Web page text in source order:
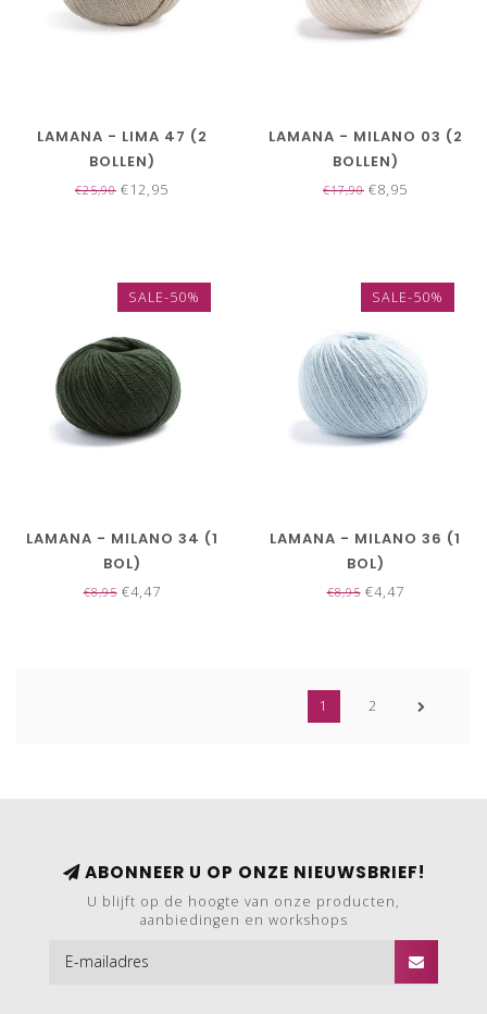
LAMANA - LIMA 47 (2
BOLLEN)
€25,90 €12,95
LAMANA - MILANO 03 (2
BOLLEN)
€17,90 €8,95
SALE-50%
LAMANA - MILANO 34 (1
BOL)
€8,95€4,47
SALE-50%
LAMANA - MILANO 36 (1
BOL)
€8,95€4,47
1 2
ABONNEER U OP ONZE NIEUWSBRIEF!
U blijft op de hoogte van onze producten,
aanbiedingen en workshops